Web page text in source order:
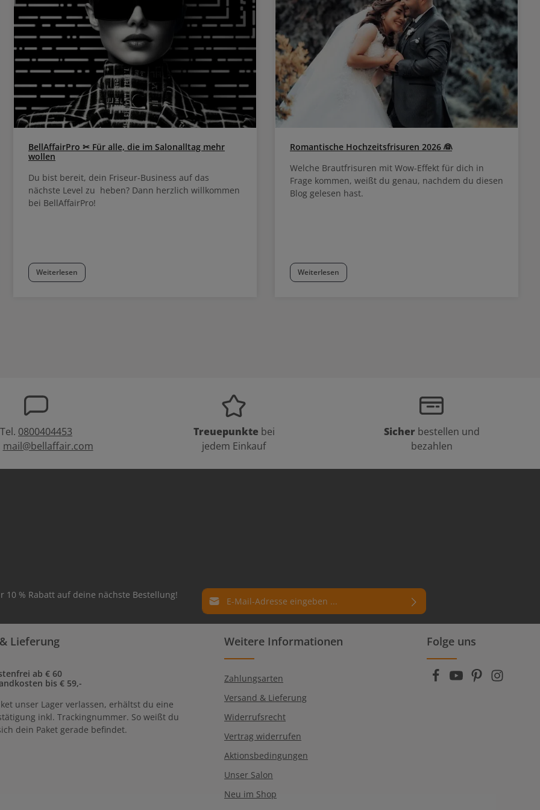
BellAffairPro ✂ Für alle, die im Salonalltag mehr
wollen
Du bist bereit, dein Friseur-Business auf das
nächste Level zu heben? Dann herzlich willkommen
bei BellAffairPro!
Weiterlesen
Romantische Hochzeitsfrisuren 2026 👰
Welche Brautfrisuren mit Wow-Effekt für dich in
Frage kommen, weißt du genau, nachdem du diesen
Blog gelesen hast.
Weiterlesen
Tel. 0800404453
mail@bellaffair.com
Treuepunkte bei
jedem Einkauf
Sicher bestellen und
bezahlen
% Rabatt auf deine nächste Bestellung! E-Mail-Adresse*
Datenschutz
Ich habe dieDatenschutzbestimmungen
Die mit einem Stern (*) markierten Felder sind
Pflichtfelder.
Lieferung
ab € 60
bis € 59,-
unser Lager verlassen, erhältst du eine
inkl. Trackingnummer. So weißt du
dein Paket gerade befindet.
Weitere Informationen
Zahlungsarten
Versand & Lieferung
Widerrufsrecht
Vertrag widerrufen
Aktionsbedingungen
Unser Salon
Neu im Shop
Folge uns